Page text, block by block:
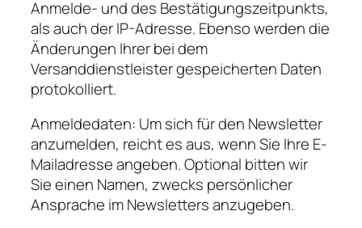
Anmelde- und des Bestätigungszeitpunkts,
als auch der IP-Adresse. Ebenso werden die
Änderungen Ihrer bei dem
Versanddienstleister gespeicherten Daten
protokolliert.
Anmeldedaten: Um sich für den Newsletter
anzumelden, reicht es aus, wenn Sie Ihre E-
Mailadresse angeben. Optional bitten wir
Sie einen Namen, zwecks persönlicher
Ansprache im Newsletters anzugeben.